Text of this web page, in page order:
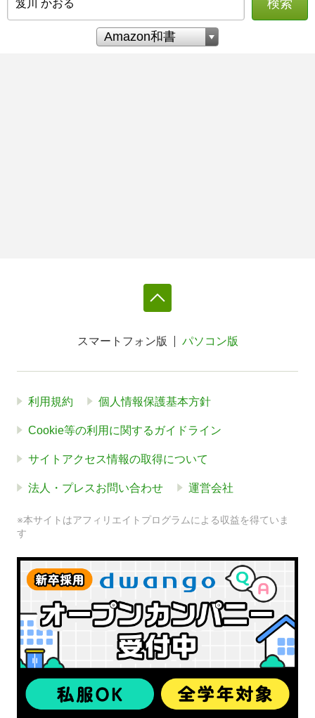
検索
スマートフォン版 パソコン版
利用規約 個人情報保護基本方針
Cookie等の利用に関するガイドライン
サイトアクセス情報の取得について
法人・プレスお問い合わせ 運営会社
※本サイトはアフィリエイトプログラムによる収益を得ていま
す